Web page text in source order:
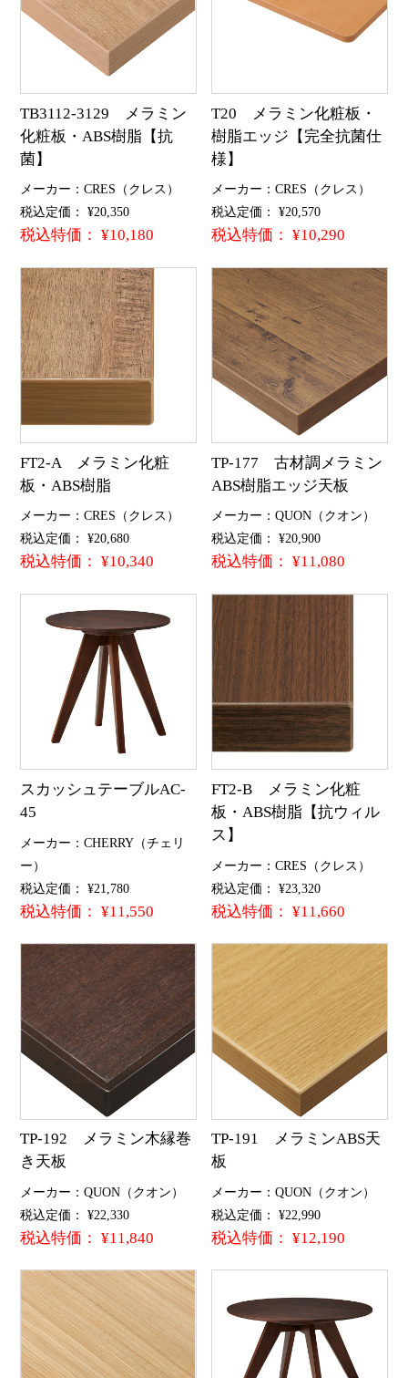
TB3112-3129 メラミン
化粧板・ABS樹脂【抗
菌】
メーカー：CRES（クレス）
税込定価： ¥20,350
税込特価： ¥10,180
T20 メラミン化粧板・
樹脂エッジ【完全抗菌仕
様】
メーカー：CRES（クレス）
税込定価： ¥20,570
税込特価： ¥10,290
FT2-A メラミン化粧
板・ABS樹脂
メーカー：CRES（クレス）
税込定価： ¥20,680
税込特価： ¥10,340
TP-177 古材調メラミン
ABS樹脂エッジ天板
メーカー：QUON（クオン）
税込定価： ¥20,900
税込特価： ¥11,080
スカッシュテーブルAC-
45
メーカー：CHERRY（チェリ
ー）
税込定価： ¥21,780
税込特価： ¥11,550
FT2-B メラミン化粧
板・ABS樹脂【抗ウィル
ス】
メーカー：CRES（クレス）
税込定価： ¥23,320
税込特価： ¥11,660
TP-192 メラミン木縁巻
き天板
メーカー：QUON（クオン）
税込定価： ¥22,330
税込特価： ¥11,840
TP-191 メラミンABS天
板
メーカー：QUON（クオン）
税込定価： ¥22,990
税込特価： ¥12,190